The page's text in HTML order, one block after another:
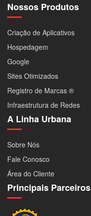
Nossos Produtos
Criação de Aplicativos
Hospedagem
Google
Sites Otimizados
Registro de Marcas ®
Infraestrutura de Redes
A Linha Urbana
Sobre Nós
Fale Conosco
Área do Cliente
Principais Parceiros